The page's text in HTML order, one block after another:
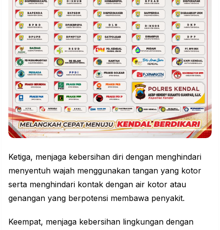
Ketiga, menjaga kebersihan diri dengan menghindari
menyentuh wajah menggunakan tangan yang kotor
serta menghindari kontak dengan air kotor atau
genangan yang berpotensi membawa penyakit.
Keempat, menjaga kebersihan lingkungan dengan